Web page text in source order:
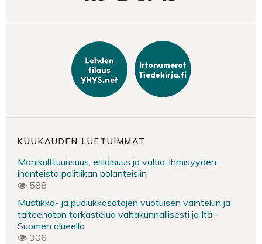
KUUKAUDEN LUETUIMMAT
Monikulttuurisuus, erilaisuus ja valtio: ihmisyyden
ihanteista politiikan polanteisiin
588
Mustikka- ja puolukkasatojen vuotuisen vaihtelun ja
talteenoton tarkastelua valtakunnallisesti ja Itä-
Suomen alueella
306